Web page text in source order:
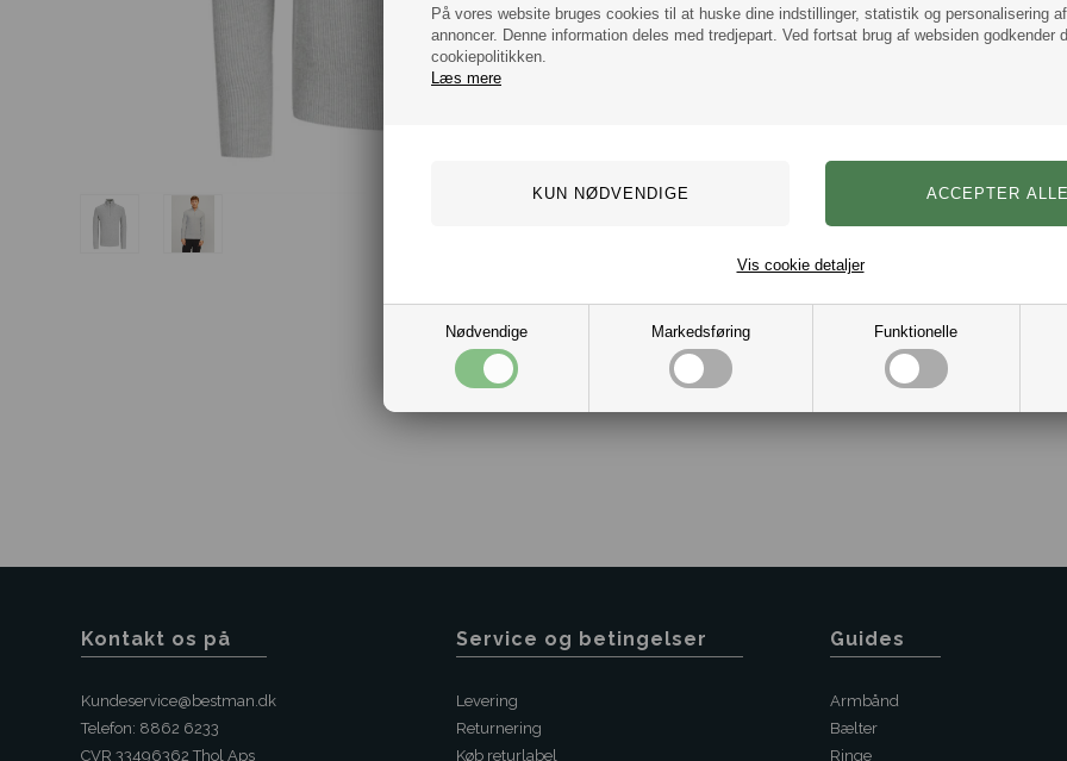
På vores website bruges cookies til at huske dine indstillinger, statistik og personalisering
annoncer. Denne information deles med tredjepart. Ved fortsat brug af websiden godkender
cookiepolitikken.
Læs mere
Nødvendige Markedsføring Funktionelle
Vis cookie detaljer
Information Spørg
Størrelse: Flere varianter
Materiale: 50% Bomuld &
2013-12257773-LGM
Kontakt os på
Kundeservice@bestman.dk
Telefon: 8862 6233
CVR 33496362 Thol Aps
Service og betingelser
Levering
Returnering
Køb returlabel
Guides
Armbånd
Bælter
Ringe